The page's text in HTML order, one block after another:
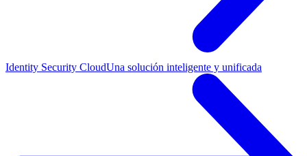
Identity Security CloudUna solución inteligente y unificada